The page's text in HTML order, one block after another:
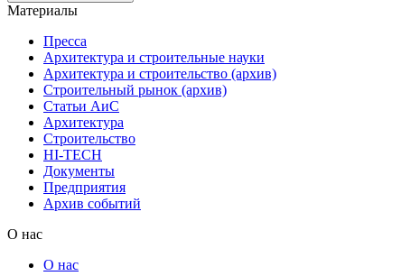
Материалы
Пресса
Архитектура и строительные науки
Архитектура и строительство (архив)
Строительный рынок (архив)
Статьи АиС
Архитектура
Строительство
HI-TECH
Документы
Предприятия
Архив событий
О нас
О нас